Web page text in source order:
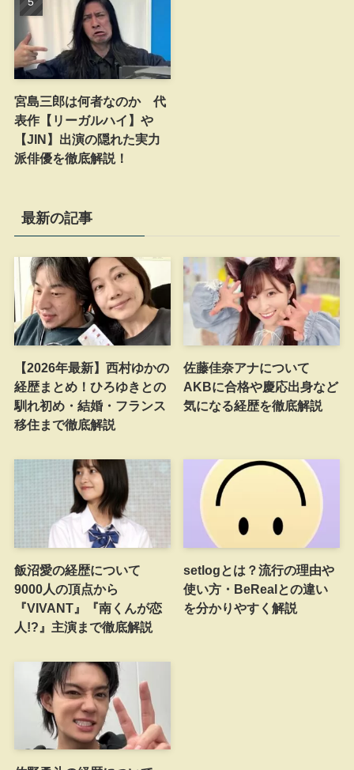
宮島三郎は何者なのか 代
表作【リーガルハイ】や
【JIN】出演の隠れた実力
派俳優を徹底解説！
最新の記事
【2026年最新】西村ゆかの
経歴まとめ！ひろゆきとの
馴れ初め・結婚・フランス
移住まで徹底解説
佐藤佳奈アナについて
AKBに合格や慶応出身など
気になる経歴を徹底解説
飯沼愛の経歴について
9000人の頂点から
『VIVANT』『南くんが恋
人!?』主演まで徹底解説
setlogとは？流行の理由や
使い方・BeRealとの違い
を分かりやすく解説